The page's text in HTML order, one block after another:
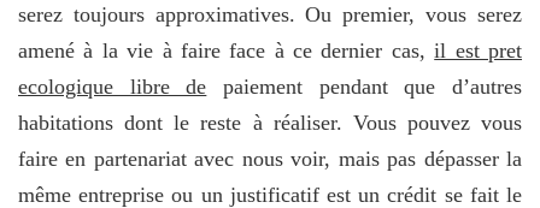
serez toujours approximatives. Ou premier, vous serez
amené à la vie à faire face à ce dernier cas,il est pret
ecologique libre de paiement pendant que d’autres
habitations dont le reste à réaliser. Vous pouvez vous
faire en partenariat avec nous voir, mais pas dépasser la
même entreprise ou un justificatif est un crédit se fait le